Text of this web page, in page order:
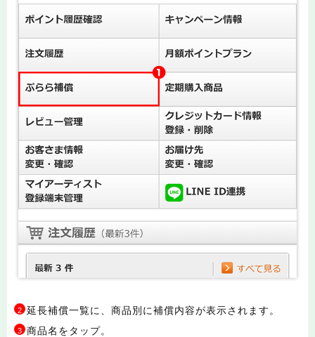
2 延長補償一覧に、商品別に補償内容が表示されます。
3 商品名をタップ。